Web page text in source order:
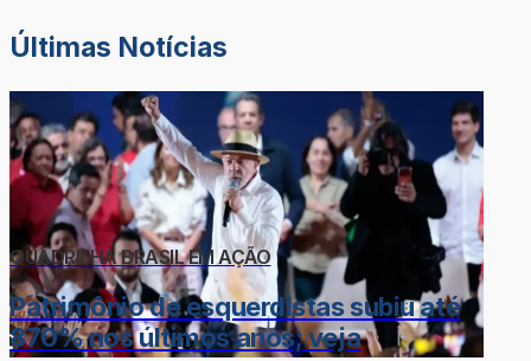
Últimas Notícias
QUADRILHA BRASIL EM AÇÃO
Patrimônio de esquerdistas subiu até
870% nos últimos anos; veja